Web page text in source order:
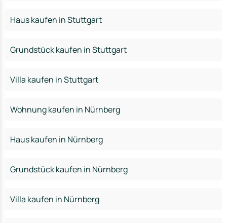
Haus kaufen in Stuttgart
Grundstück kaufen in Stuttgart
Villa kaufen in Stuttgart
Wohnung kaufen in Nürnberg
Haus kaufen in Nürnberg
Grundstück kaufen in Nürnberg
Villa kaufen in Nürnberg